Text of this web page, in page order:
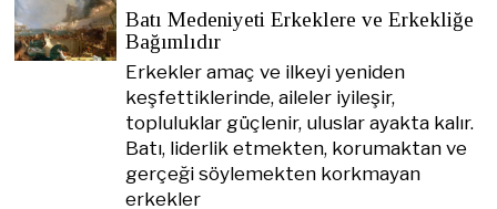
Batı Medeniyeti Erkeklere ve Erkekliğe
Bağımlıdır
Erkekler amaç ve ilkeyi yeniden
keşfettiklerinde, aileler iyileşir,
topluluklar güçlenir, uluslar ayakta kalır.
Batı, liderlik etmekten, korumaktan ve
gerçeği söylemekten korkmayan
erkekler